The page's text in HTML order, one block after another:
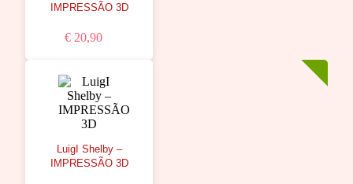
IMPRESSÃO 3D
€ 20,90
LuigI Shelby –
IMPRESSÃO 3D